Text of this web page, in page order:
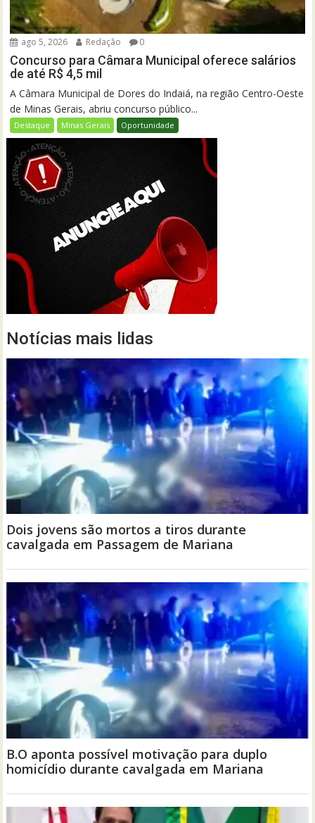
ago 5, 2026 Redação 0
Concurso para Câmara Municipal oferece salários
de até R$ 4,5 mil
A Câmara Municipal de Dores do Indaiá, na região Centro-Oeste
de Minas Gerais, abriu concurso público...
Destaque Minas Gerais Oportunidade
Notícias mais lidas